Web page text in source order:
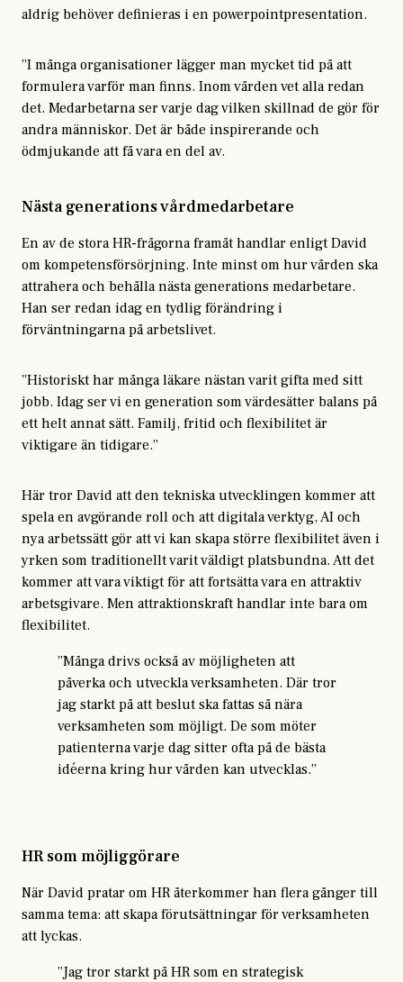
aldrig behöver definieras i en powerpointpresentation.
”I många organisationer lägger man mycket tid på att
formulera varför man finns. Inom vården vet alla redan
det. Medarbetarna ser varje dag vilken skillnad de gör för
andra människor. Det är både inspirerande och
ödmjukande att få vara en del av.
Nästa generations vårdmedarbetare
En av de stora HR-frågorna framåt handlar enligt David
om kompetensförsörjning. Inte minst om hur vården ska
attrahera och behålla nästa generations medarbetare.
Han ser redan idag en tydlig förändring i
förväntningarna på arbetslivet.
”Historiskt har många läkare nästan varit gifta med sitt
jobb. Idag ser vi en generation som värdesätter balans på
ett helt annat sätt. Familj, fritid och flexibilitet är
viktigare än tidigare.”
Här tror David att den tekniska utvecklingen kommer att
spela en avgörande roll och att digitala verktyg, AI och
nya arbetssätt gör att vi kan skapa större flexibilitet även i
yrken som traditionellt varit väldigt platsbundna. Att det
kommer att vara viktigt för att fortsätta vara en attraktiv
arbetsgivare. Men attraktionskraft handlar inte bara om
flexibilitet.
”Många drivs också av möjligheten att
påverka och utveckla verksamheten. Där tror
jag starkt på att beslut ska fattas så nära
verksamheten som möjligt. De som möter
patienterna varje dag sitter ofta på de bästa
idéerna kring hur vården kan utvecklas.”
HR som möjliggörare
När David pratar om HR återkommer han flera gånger till
samma tema: att skapa förutsättningar för verksamheten
att lyckas.
”Jag tror starkt på HR som en strategisk